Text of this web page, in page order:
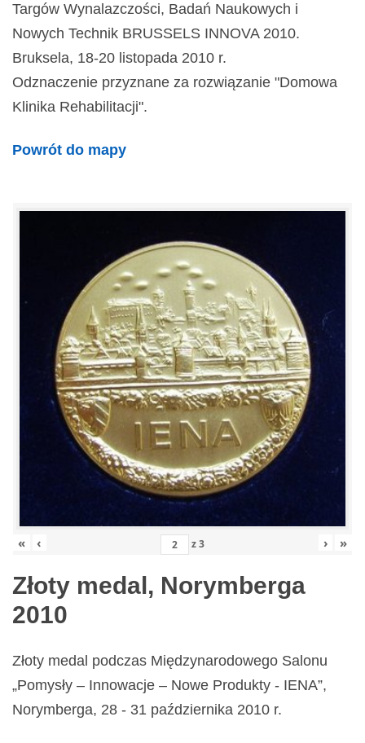
Targów Wynalazczości, Badań Naukowych i
Nowych Technik BRUSSELS INNOVA 2010.
Bruksela, 18-20 listopada 2010 r.
Odznaczenie przyznane za rozwiązanie "Domowa
Klinika Rehabilitacji".
Powrót do mapy
« ‹ z3 › »
Złoty medal, Norymberga
2010
Złoty medal podczas Międzynarodowego Salonu
„Pomysły – Innowacje – Nowe Produkty - IENA”,
Norymberga, 28 - 31 października 2010 r.